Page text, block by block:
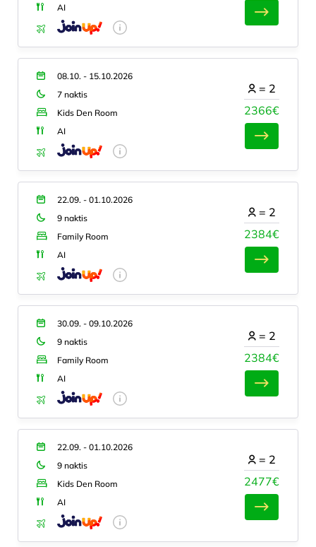
AI
08.10. - 15.10.2026
7 naktis
Kids Den Room
AI
2366€
= 2
22.09. - 01.10.2026
9 naktis
Family Room
AI
2384€
= 2
30.09. - 09.10.2026
9 naktis
Family Room
AI
2384€
= 2
22.09. - 01.10.2026
9 naktis
Kids Den Room
AI
2477€
= 2